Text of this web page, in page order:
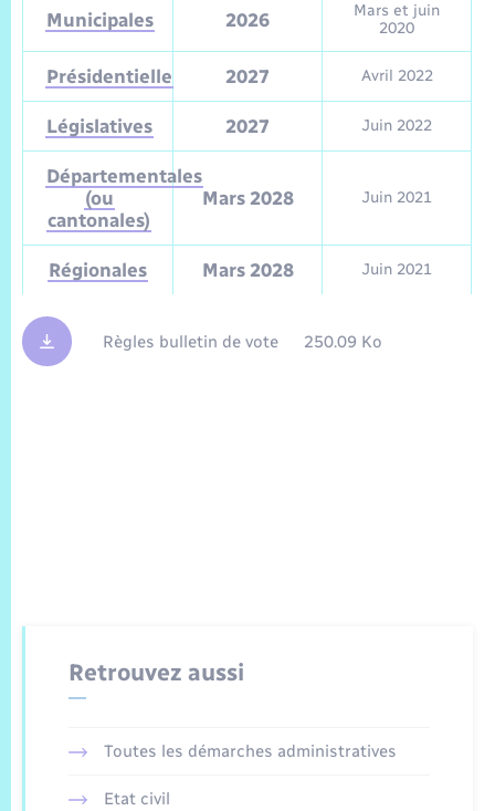
Municipales 2026
Mars et juin
2020
Présidentielle 2027 Avril 2022
Législatives 2027 Juin 2022
Départementales
(ou
cantonales)
Mars 2028 Juin 2021
Régionales Mars 2028 Juin 2021
Règles bulletin de vote 250.09 Ko
Retrouvez aussi
Toutes les démarches administratives
Etat civil